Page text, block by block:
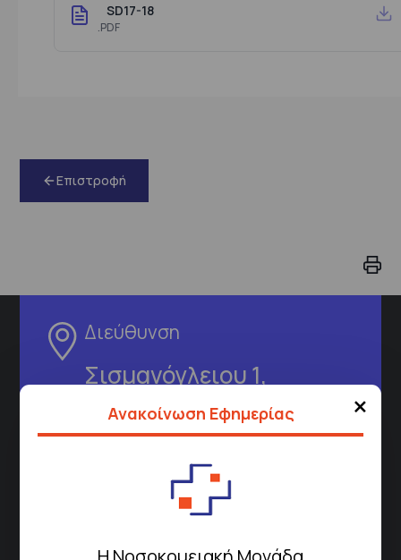
×
Ανακοίνωση Εφημερίας
SD17-18
.PDF
Επιστροφή
Διεύθυνση
Σισμανόγλειου 1,
Μαρούσι 151 26, Χάρτης
Περιοχής
Πως να έρθετε με ΜΜΜ